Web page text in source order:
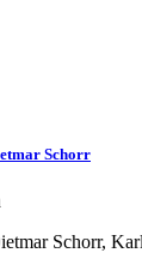
Schorr
Schorr,